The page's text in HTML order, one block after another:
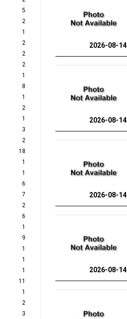
5
2
1
2
2
2
1
8
1
2
1
3
2
18
1
1
6
7
2
6
1
9
1
1
1
11
1
2
3
2026-08-14
2026-08-14
2026-08-14
2026-08-14